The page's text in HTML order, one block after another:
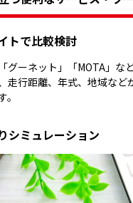
トで比較検討
グーネット」「MOTA」な
走行距離、年式、地域など
シミュレーション